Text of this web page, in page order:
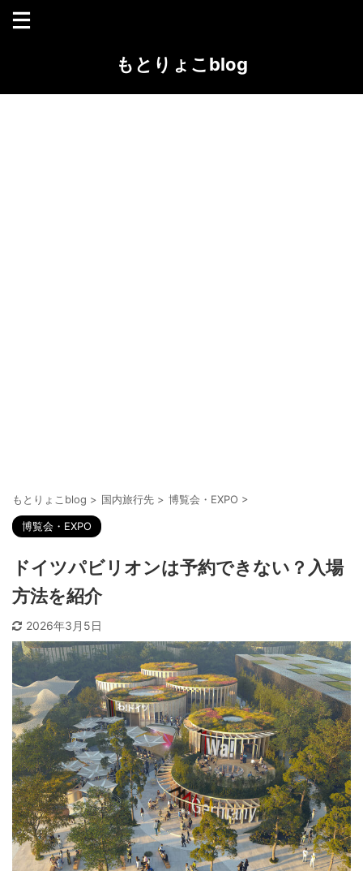
もとりょこblog
もとりょこblog > 国内旅行先 > 博覧会・EXPO >
博覧会・EXPO
ドイツパビリオンは予約できない？入場
方法を紹介
2026年3月5日